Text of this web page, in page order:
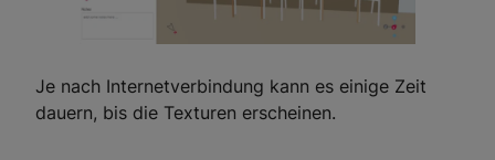
Je nach Internetverbindung kann es einige Zeit
dauern, bis die Texturen erscheinen.